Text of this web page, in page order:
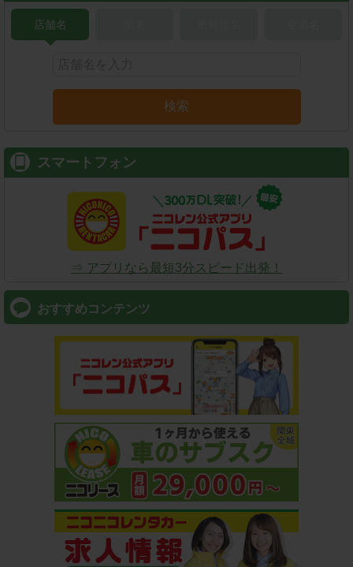
店舗名
検索
スマートフォン
⇒ アプリなら最短3分スピード出発！
おすすめコンテンツ